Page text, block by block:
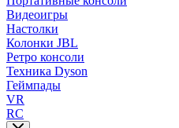
Видеоигры
Настолки
Колонки JBL
Ретро консоли
Техника Dyson
Геймпады
VR
RC